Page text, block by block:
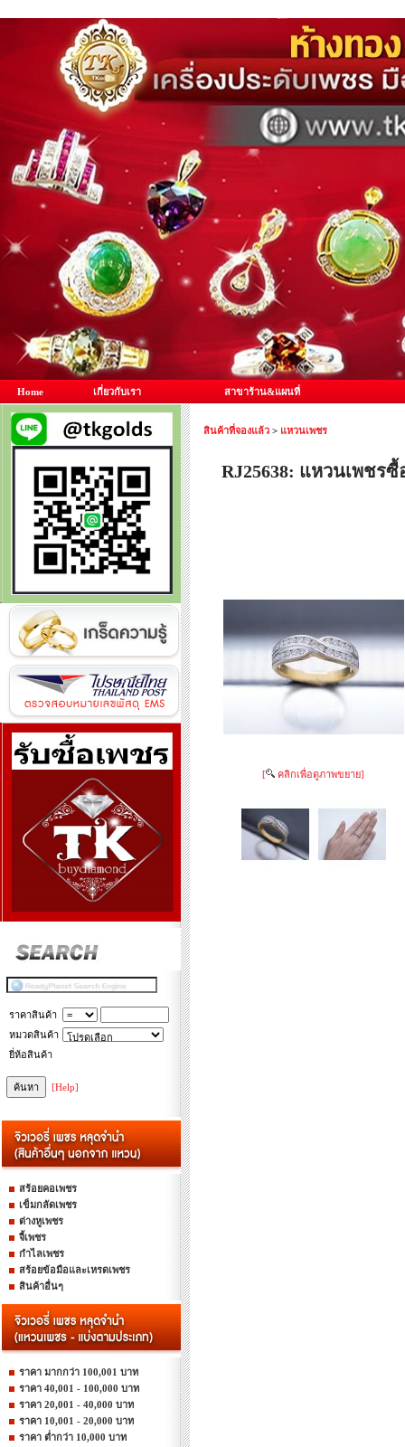
Home เกี่ยวกับเรา สาขาร้าน&แผนที่
ราคาสินค้า
หมวดสินค้า
ยี่ห้อสินค้า
[Help]
สร้อยคอเพชร
เข็มกลัดเพชร
ต่างหูเพชร
จี้เพชร
กำไลเพชร
สร้อยข้อมือและเหรดเพชร
สินค้าอื่นๆ
ราคา มากกว่า 100,001 บาท
ราคา 40,001 - 100,000 บาท
ราคา 20,001 - 40,000 บาท
ราคา 10,001 - 20,000 บาท
ราคา ต่ำกว่า 10,000 บาท
สินค้าที่จองแล้ว > แหวนเพชร
RJ25638: แหวนเพชร
[ คลิกเพื่อดูภาพขยาย]